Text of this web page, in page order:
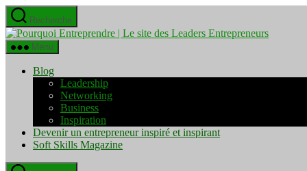
Aller
au
contenu
Recherche
Pourquoi
Menu
Blog
Leadership
Networking
Business
Inspiration
Devenir un entrepreneur inspiré et inspirant
Soft Skills Magazine